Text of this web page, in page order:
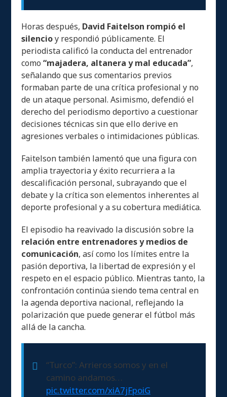
Horas después, David Faitelson rompió el
silencioy respondió públicamente. El
periodista calificó la conducta del entrenador
como“majadera, altanera y mal educada”,
señalando que sus comentarios previos
formaban parte de una crítica profesional y no
de un ataque personal. Asimismo, defendió el
derecho del periodismo deportivo a cuestionar
decisiones técnicas sin que ello derive en
agresiones verbales o intimidaciones públicas.
Faitelson también lamentó que una figura con
amplia trayectoria y éxito recurriera a la
descalificación personal, subrayando que el
debate y la crítica son elementos inherentes al
deporte profesional y a su cobertura mediática.
El episodio ha reavivado la discusión sobre la
relación entre entrenadores y medios de
comunicación, así como los límites entre la
pasión deportiva, la libertad de expresión y el
respeto en el espacio público. Mientras tanto, la
confrontación continúa siendo tema central en
la agenda deportiva nacional, reflejando la
polarización que puede generar el fútbol más
allá de la cancha.
“Turco”: Arrieros somos y en el
camino andamos…
pic.twitter.com/xiA7jFpoiG